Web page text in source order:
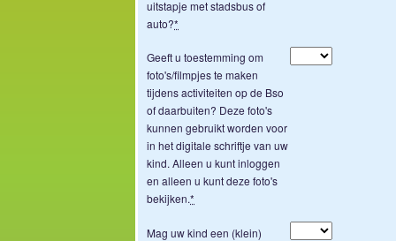
uitstapje met stadsbus of
auto?*
Geeft u toestemming om
foto's/filmpjes te maken
tijdens activiteiten op de Bso
of daarbuiten? Deze foto's
kunnen gebruikt worden voor
in het digitale schriftje van uw
kind. Alleen u kunt inloggen
en alleen u kunt deze foto's
bekijken.*
Mag uw kind een (klein)